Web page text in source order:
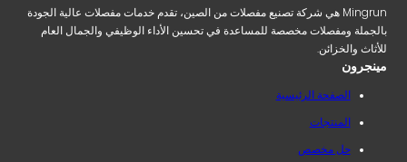
Mingrun هي شركة تصنيع مفصلات من الصين، تقدم خدمات مفصلات عالية الجودة
بالجملة ومفصلات مخصصة للمساعدة في تحسين الأداء الوظيفي والجمال العام
للأثاث والخزائن.
مينجرون
الصفحة الرئيسية
المنتجات
حل مخصص